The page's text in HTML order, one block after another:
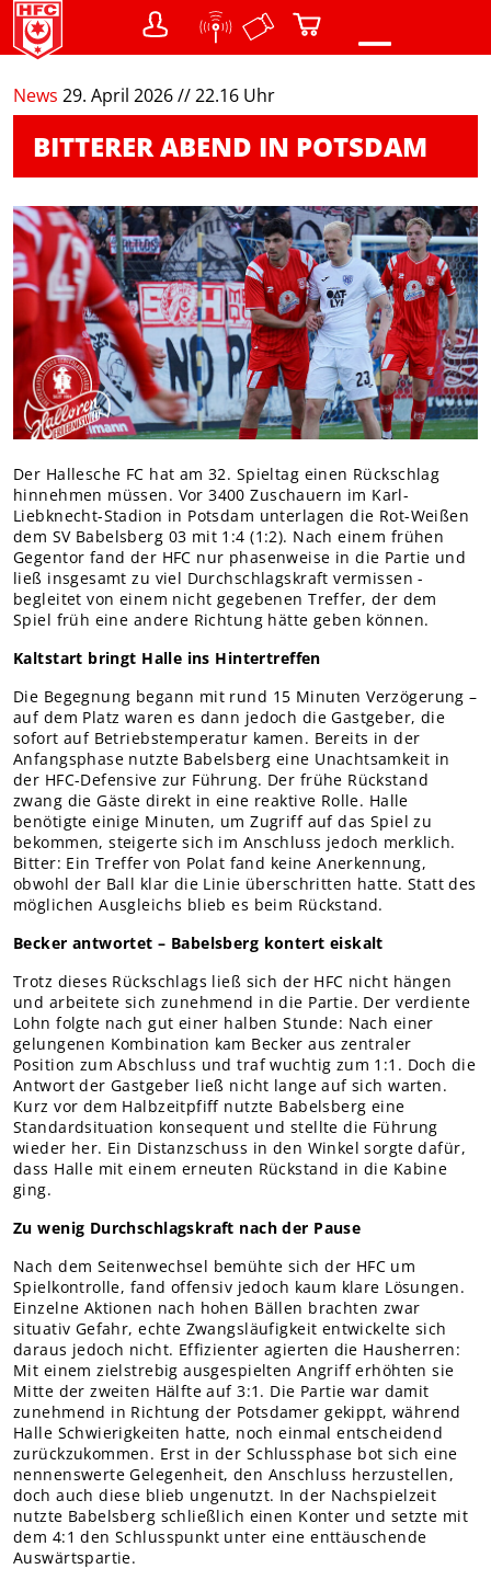
NEWS
VEREIN
Struktur / Gremien
SHOP
Warenkorb
FANS
Menschen mit Behinderung
DER CHEMIKER
NACHWUCHS
Teams Nachwuchs
MITGLIEDER
Online-Antrag
News 29. April 2026 // 22.16 Uhr
BITTERER ABEND IN POTSDAM
Der Hallesche FC hat am 32. Spieltag einen Rückschlag
hinnehmen müssen. Vor 3400 Zuschauern im Karl-
Liebknecht-Stadion in Potsdam unterlagen die Rot-Weißen
dem SV Babelsberg 03 mit 1:4 (1:2). Nach einem frühen
Gegentor fand der HFC nur phasenweise in die Partie und
ließ insgesamt zu viel Durchschlagskraft vermissen -
begleitet von einem nicht gegebenen Treffer, der dem
Spiel früh eine andere Richtung hätte geben können.
Kaltstart bringt Halle ins Hintertreffen
Die Begegnung begann mit rund 15 Minuten Verzögerung –
auf dem Platz waren es dann jedoch die Gastgeber, die
sofort auf Betriebstemperatur kamen. Bereits in der
Anfangsphase nutzte Babelsberg eine Unachtsamkeit in
der HFC-Defensive zur Führung. Der frühe Rückstand
zwang die Gäste direkt in eine reaktive Rolle. Halle
benötigte einige Minuten, um Zugriff auf das Spiel zu
bekommen, steigerte sich im Anschluss jedoch merklich.
Bitter: Ein Treffer von Polat fand keine Anerkennung,
obwohl der Ball klar die Linie überschritten hatte. Statt des
möglichen Ausgleichs blieb es beim Rückstand.
Becker antwortet – Babelsberg kontert eiskalt
Trotz dieses Rückschlags ließ sich der HFC nicht hängen
und arbeitete sich zunehmend in die Partie. Der verdiente
Lohn folgte nach gut einer halben Stunde: Nach einer
gelungenen Kombination kam Becker aus zentraler
Position zum Abschluss und traf wuchtig zum 1:1. Doch die
Antwort der Gastgeber ließ nicht lange auf sich warten.
Kurz vor dem Halbzeitpfiff nutzte Babelsberg eine
Standardsituation konsequent und stellte die Führung
wieder her. Ein Distanzschuss in den Winkel sorgte dafür,
dass Halle mit einem erneuten Rückstand in die Kabine
ging.
Zu wenig Durchschlagskraft nach der Pause
Nach dem Seitenwechsel bemühte sich der HFC um
Spielkontrolle, fand offensiv jedoch kaum klare Lösungen.
Einzelne Aktionen nach hohen Bällen brachten zwar
situativ Gefahr, echte Zwangsläufigkeit entwickelte sich
daraus jedoch nicht. Effizienter agierten die Hausherren:
Mit einem zielstrebig ausgespielten Angriff erhöhten sie
Mitte der zweiten Hälfte auf 3:1. Die Partie war damit
zunehmend in Richtung der Potsdamer gekippt, während
Halle Schwierigkeiten hatte, noch einmal entscheidend
zurückzukommen. Erst in der Schlussphase bot sich eine
nennenswerte Gelegenheit, den Anschluss herzustellen,
doch auch diese blieb ungenutzt. In der Nachspielzeit
nutzte Babelsberg schließlich einen Konter und setzte mit
dem 4:1 den Schlusspunkt unter eine enttäuschende
Auswärtspartie.